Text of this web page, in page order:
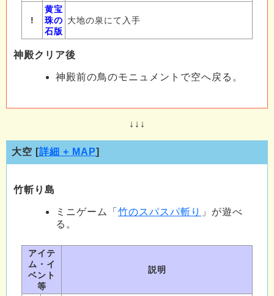
!
黄宝
珠の
石版
大地の泉にて入手
神殿クリア後
神殿前の鳥のモニュメントで空へ戻る。
↓↓↓
大空 [詳細 + MAP]
竹斬り島
ミニゲーム「 竹のスパスパ斬り
」が遊べ
る。
アイテ
ム・イ
ベント
等
説明